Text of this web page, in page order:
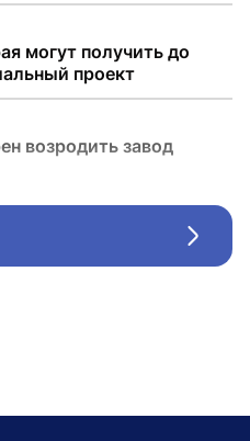
могут получить до
проект
возродить завод